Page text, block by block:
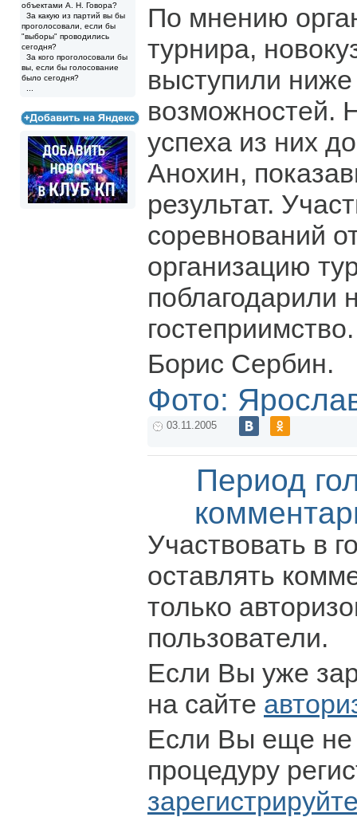
объектами А. Н. Говора?
За какую из партий вы бы
проголосовали, если бы
"выборы" проводились
сегодня?
За кого проголосовали бы
вы, если бы голосование
было сегодня?
По мнению
турнира,
выступили ниже
возможностей.
успеха из них
Анохин,
результат.
соревнований
организацию
поблагодарили
гостеприимство.
Борис Сербин.
Фото:
03.11.2005
Период
Участвовать в
оставлять
только
пользователи.
Если Вы уже
на сайте
Если Вы еще не
процедуру